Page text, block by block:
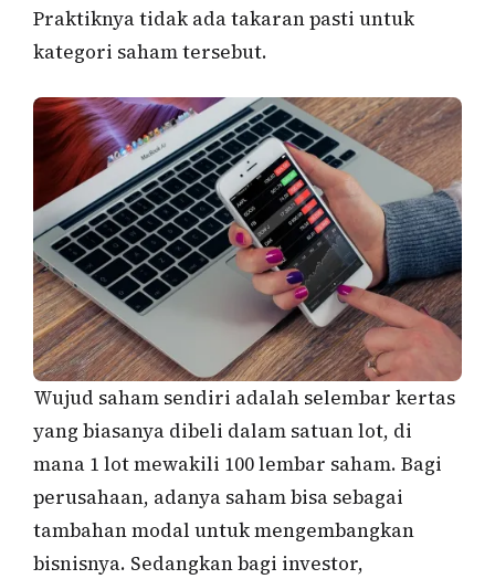
Praktiknya tidak ada takaran pasti untuk
kategori saham tersebut.
Wujud saham sendiri adalah selembar kertas
yang biasanya dibeli dalam satuan lot, di
mana 1 lot mewakili 100 lembar saham. Bagi
perusahaan, adanya saham bisa sebagai
tambahan modal untuk mengembangkan
bisnisnya. Sedangkan bagi investor,